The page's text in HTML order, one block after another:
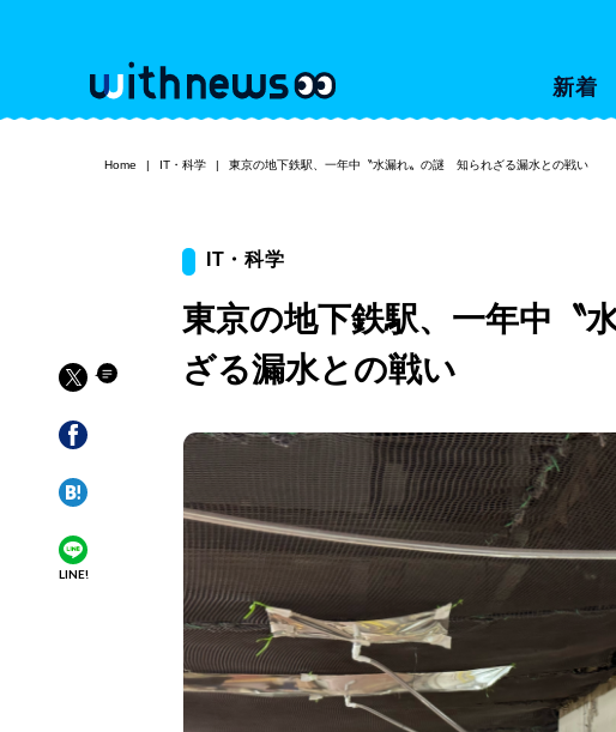
新着
Home IT・科学 東京の地下鉄駅、一年中〝水漏れ〟の謎 知られざる漏水との戦い
LINE!
IT・科学
東京の地下鉄駅、一年中
ざる漏水との戦い